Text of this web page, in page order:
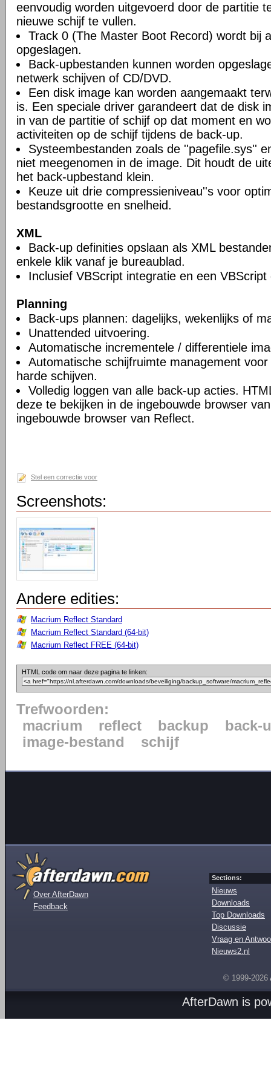
eenvoudig worden uitgevoerd door de partitie
nieuwe schijf te vullen.
Track 0 (The Master Boot Record) wordt bij
opgeslagen.
Back-upbestanden kunnen worden
netwerk schijven of CD/DVD.
Een disk image kan worden aangemaakt
is. Een speciale driver garandeert dat de disk
in van de partitie of schijf op dat moment en
activiteiten op de schijf tijdens de back-up.
Systeembestanden zoals de ''pagefile.sys''
niet meegenomen in de image. Dit houdt de
het back-upbestand klein.
Keuze uit drie compressieniveau''s voor
bestandsgrootte en snelheid.
XML
Back-up definities opslaan als XML
enkele klik vanaf je bureaublad.
Inclusief VBScript integratie en een VBScript
Planning
Back-ups plannen: dagelijks, wekenlijks of
Unattended uitvoering.
Automatische incrementele / differentiele
Automatische schijfruimte management
harde schijven.
Volledig loggen van alle back-up acties.
deze te bekijken in de ingebouwde browser
ingebouwde browser van Reflect.
Stel een correctie voor
Screenshots:
Andere edities:
Macrium Reflect Standard
Macrium Reflect Standard (64-bit)
Macrium Reflect FREE (64-bit)
HTML code om naar deze pagina te linken:
Trefwoorden:
macrium
reflect backup
back-
image-bestand
schijf
Over AfterDawn
Feedback
Sections:
Nieuws
Downloads
Top Downloads
Discussie
Vraag en
Nieuws2.nl
© 1999-2026
AfterDawn is